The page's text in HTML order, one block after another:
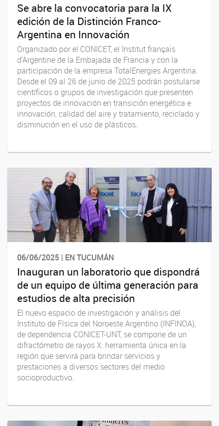
Se abre la convocatoria para la IX
edición de la Distinción Franco-
Argentina en Innovación
Organizado por el CONICET, el Institut français
d'Argentine de la Embajada de Francia y con la
participación de la empresa TotalEnergies Argentina.
Desde el 09 al 26 de junio de 2025 podrán postularse
científicos o grupos de investigación que presenten
proyectos de innovación en transición energética e
innovación, calidad del aire y tratamiento, reciclado y
disminución en el uso de plásticos.
06/06/2025 | EN TUCUMÁN
Inauguran un laboratorio que dispondrá
de un equipo de última generación para
estudios de alta precisión
El nuevo espacio de investigación y análisis del
Instituto de Física del Noroeste Argentino (INFINOA),
de dependencia CONICET-UNT, se compone de un
difractómetro de rayos X: herramienta única en la
región que servirá para brindar servicios y
prestaciones a diversos sectores del medio
socioproductivo.